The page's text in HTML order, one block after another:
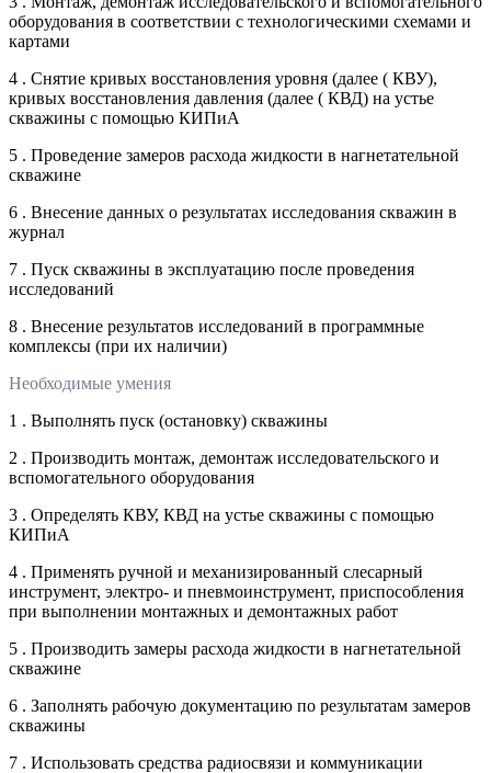
оборудования в соответствии с технологическими схемами и
картами
4 . Снятие кривых восстановления уровня (далее ( КВУ),
кривых восстановления давления (далее ( КВД) на устье
скважины с помощью КИПиА
5 . Проведение замеров расхода жидкости в нагнетательной
скважине
6 . Внесение данных о результатах исследования скважин в
журнал
7 . Пуск скважины в эксплуатацию после проведения
исследований
8 . Внесение результатов исследований в программные
комплексы (при их наличии)
Необходимые умения
1 . Выполнять пуск (остановку) скважины
2 . Производить монтаж, демонтаж исследовательского и
вспомогательного оборудования
3 . Определять КВУ, КВД на устье скважины с помощью
КИПиА
4 . Применять ручной и механизированный слесарный
инструмент, электро- и пневмоинструмент, приспособления
при выполнении монтажных и демонтажных работ
5 . Производить замеры расхода жидкости в нагнетательной
скважине
6 . Заполнять рабочую документацию по результатам замеров
скважины
7 . Использовать средства радиосвязи и коммуникации